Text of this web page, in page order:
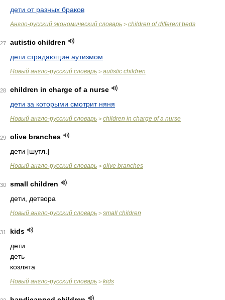
дети от разных браков
Англо-русский экономический словарь > children of different beds
27
autistic children
дети страдающие аутизмом
Новый англо-русский словарь > autistic children
28
children in charge of a nurse
дети за которыми смотрит няня
Новый англо-русский словарь > children in charge of a nurse
29
olive branches
дети [шутл.]
Новый англо-русский словарь > olive branches
30
small children
дети, детвора
Новый англо-русский словарь > small children
31
kids
дети
деть
козлята
Новый англо-русский словарь > kids